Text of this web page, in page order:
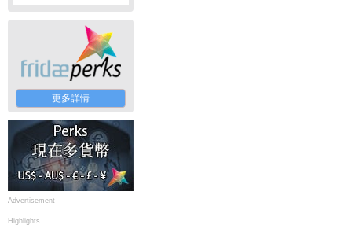
更多詳情
Advertisement
Highlights